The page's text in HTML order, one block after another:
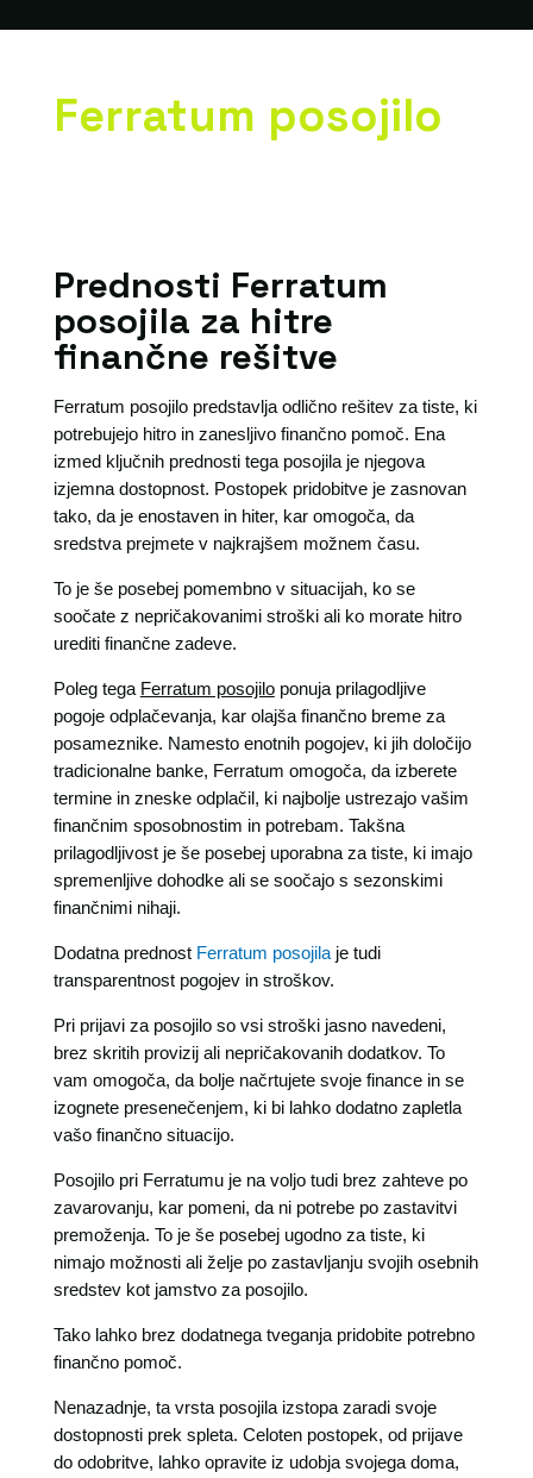
Ferratum posojilo
Prednosti Ferratum
posojila za hitre
finančne rešitve
Ferratum posojilo predstavlja odlično rešitev za tiste, ki
potrebujejo hitro in zanesljivo finančno pomoč. Ena
izmed ključnih prednosti tega posojila je njegova
izjemna dostopnost. Postopek pridobitve je zasnovan
tako, da je enostaven in hiter, kar omogoča, da
sredstva prejmete v najkrajšem možnem času.
To je še posebej pomembno v situacijah, ko se
soočate z nepričakovanimi stroški ali ko morate hitro
urediti finančne zadeve.
Poleg tega Ferratum posojiloponuja prilagodljive
pogoje odplačevanja, kar olajša finančno breme za
posameznike. Namesto enotnih pogojev, ki jih določijo
tradicionalne banke, Ferratum omogoča, da izberete
termine in zneske odplačil, ki najbolje ustrezajo vašim
finančnim sposobnostim in potrebam. Takšna
prilagodljivost je še posebej uporabna za tiste, ki imajo
spremenljive dohodke ali se soočajo s sezonskimi
finančnimi nihaji.
Dodatna prednost Ferratum posojilaje tudi
transparentnost pogojev in stroškov.
Pri prijavi za posojilo so vsi stroški jasno navedeni,
brez skritih provizij ali nepričakovanih dodatkov. To
vam omogoča, da bolje načrtujete svoje finance in se
izognete presenečenjem, ki bi lahko dodatno zapletla
vašo finančno situacijo.
Posojilo pri Ferratumu je na voljo tudi brez zahteve po
zavarovanju, kar pomeni, da ni potrebe po zastavitvi
premoženja. To je še posebej ugodno za tiste, ki
nimajo možnosti ali želje po zastavljanju svojih osebnih
sredstev kot jamstvo za posojilo.
Tako lahko brez dodatnega tveganja pridobite potrebno
finančno pomoč.
Nenazadnje, ta vrsta posojila izstopa zaradi svoje
dostopnosti prek spleta. Celoten postopek, od prijave
do odobritve, lahko opravite iz udobja svojega doma,